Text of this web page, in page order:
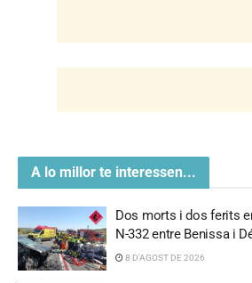
A lo millor te interessen...
Dos morts i dos ferits
N-332 entre Benissa i
8 D'AGOST DE 2026